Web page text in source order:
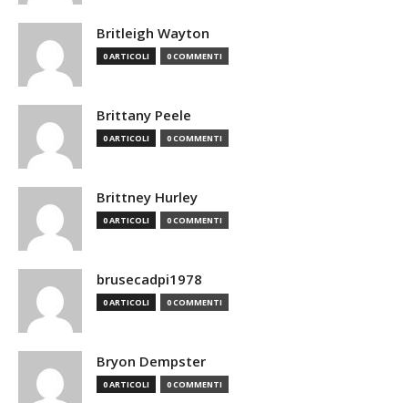
Britleigh Wayton
0 ARTICOLI 0 COMMENTI
Brittany Peele
0 ARTICOLI 0 COMMENTI
Brittney Hurley
0 ARTICOLI 0 COMMENTI
brusecadpi1978
0 ARTICOLI 0 COMMENTI
Bryon Dempster
0 ARTICOLI 0 COMMENTI